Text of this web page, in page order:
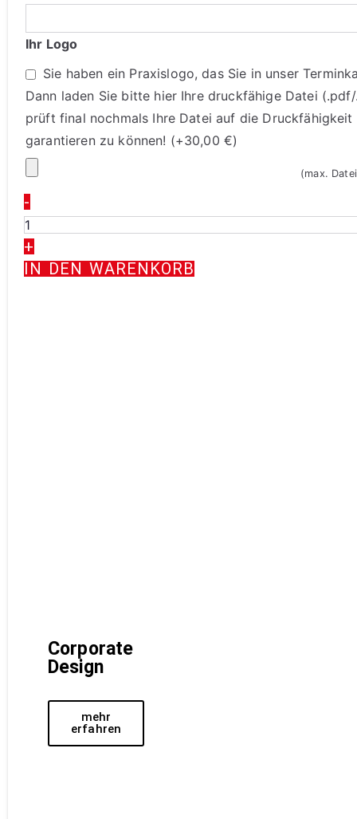
Ihr Logo
Sie haben ein Praxislogo, das Sie in unser
Dann laden Sie bitte hier Ihre druckfähige Datei
prüft final nochmals Ihre Datei auf die
garantieren zu können! (+30,00 €)
(max.
-
+
IN DEN WARENKORB
Corporate
Design
mehr
erfahren